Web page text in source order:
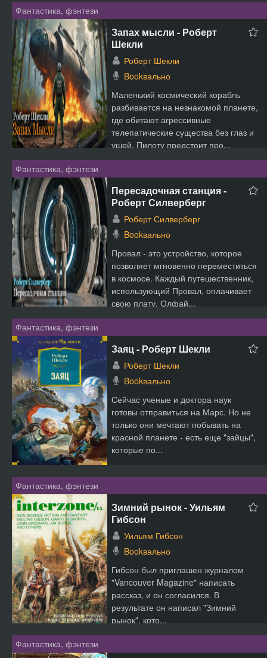
Фантастика, фэнтези
Запах мысли - Роберт
Шекли
Роберт Шекли
Bookвально
Маленький космический корабль
разбивается на незнакомой планете,
где обитают агрессивные
телепатические существа без глаз и
ушей. Пилоту предстоит про...
Фантастика, фэнтези
Пересадочная станция -
Роберт Силверберг
Роберт Силверберг
Bookвально
Провал - это устройство, которое
позволяет мгновенно переместиться
в космосе. Каждый путешественник,
использующий Провал, оплачивает
свою плату. Олфай...
Фантастика, фэнтези
Заяц - Роберт Шекли
Роберт Шекли
Bookвально
Сейчас ученые и доктора наук
готовы отправиться на Марс. Но не
только они мечтают побывать на
красной планете - есть еще "зайцы",
которые по...
Фантастика, фэнтези
Зимний рынок - Уильям
Гибсон
Уильям Гибсон
Bookвально
Гибсон был приглашен журналом
"Vancouver Magazine" написать
рассказ, и он согласился. В
результате он написал "Зимний
рынок", кото...
Фантастика, фэнтези